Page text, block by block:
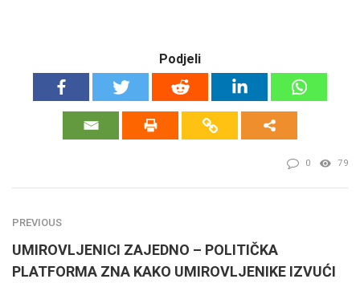
Podjeli
0 79
PREVIOUS
UMIROVLJENICI ZAJEDNO – POLITIČKA
PLATFORMA ZNA KAKO UMIROVLJENIKE IZVUĆI